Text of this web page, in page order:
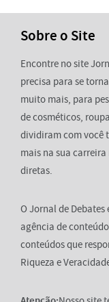
Sobre o Site
Encontre no site
precisa para se
muito mais, para
de cosméticos,
dividiram com você
mais na sua
diretas.
O Jornal de
agência de
conteúdos que
Riqueza e